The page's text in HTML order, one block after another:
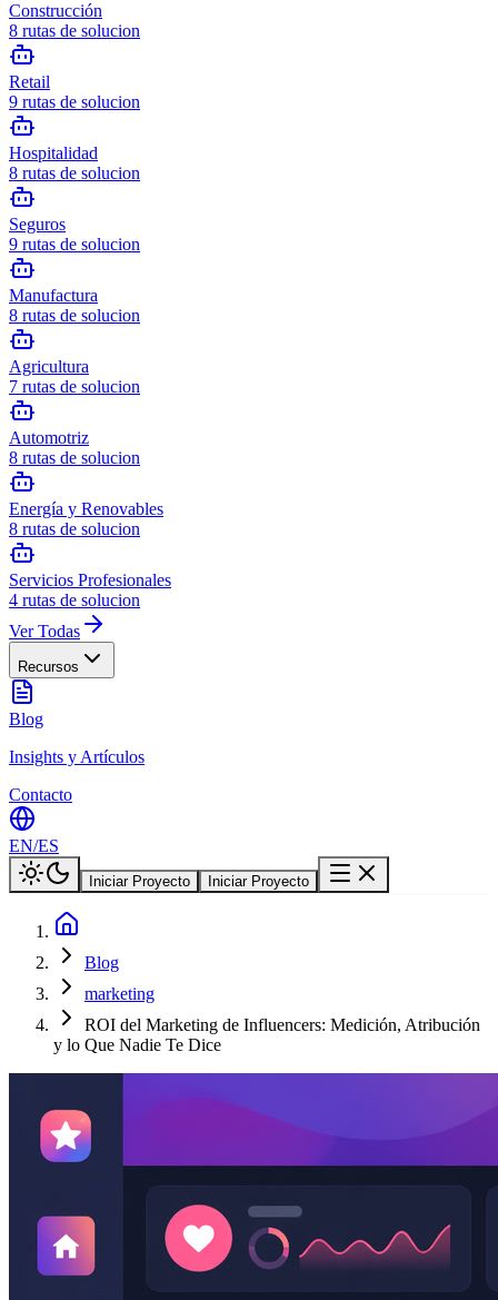
Construcción
8 rutas de solucion
Retail
9 rutas de solucion
Hospitalidad
8 rutas de solucion
Seguros
9 rutas de solucion
Manufactura
8 rutas de solucion
Agricultura
7 rutas de solucion
Automotriz
8 rutas de solucion
Energía y Renovables
8 rutas de solucion
Servicios Profesionales
4 rutas de solucion
Ver Todas
Recursos
Blog
Insights y Artículos
Contacto
EN/ES
Iniciar Proyecto Iniciar Proyecto
Blog
marketing
ROI del Marketing de Influencers: Medición, Atribución
y lo Que Nadie Te Dice